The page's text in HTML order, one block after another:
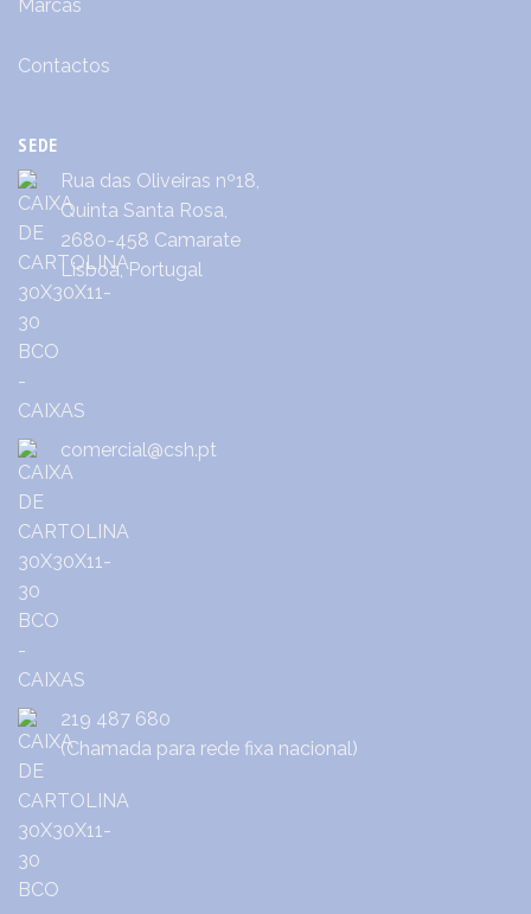
Marcas
Contactos
SEDE
Rua das Oliveiras nº18,
Quinta Santa Rosa,
2680-458 Camarate
Lisboa, Portugal
comercial@csh.pt
219 487 680
(Chamada para rede fixa nacional)